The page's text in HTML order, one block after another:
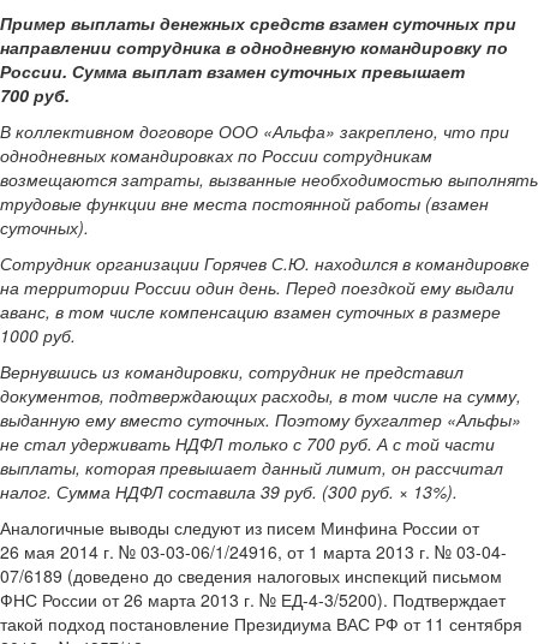
Пример выплаты денежных средств взамен суточных при
направлении сотрудника в однодневную командировку по
России. Сумма выплат взамен суточных превышает
700 руб.
В коллективном договоре ООО «Альфа» закреплено, что при
однодневных командировках по России сотрудникам
возмещаются затраты, вызванные необходимостью выполнять
трудовые функции вне места постоянной работы (взамен
суточных).
Сотрудник организации Горячев С.Ю. находился в командировке
на территории России один день. Перед поездкой ему выдали
аванс, в том числе компенсацию взамен суточных в размере
1000 руб.
Вернувшись из командировки, сотрудник не представил
документов, подтверждающих расходы, в том числе на сумму,
выданную ему вместо суточных. Поэтому бухгалтер «Альфы»
не стал удерживать НДФЛ только с 700 руб. А с той части
выплаты, которая превышает данный лимит, он рассчитал
налог. Сумма НДФЛ составила 39 руб. (300 руб. × 13%).
Аналогичные выводы следуют из писем Минфина России от
26 мая 2014 г. № 03-03-06/1/24916, от 1 марта 2013 г. № 03-04-
07/6189 (доведено до сведения налоговых инспекций письмом
ФНС России от 26 марта 2013 г. № ЕД-4-3/5200). Подтверждает
такой подход постановление Президиума ВАС РФ от 11 сентября